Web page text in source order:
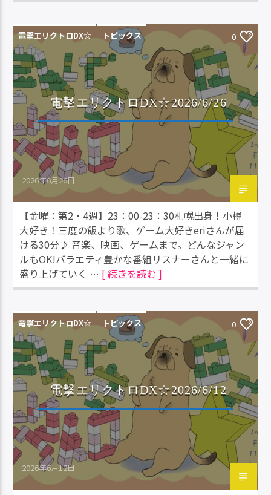
電撃エリクトロDX☆ トピックス 0
電撃エリクトロDX☆2026/6/26
2026年6月26日
【金曜：第2・4週】23：00-23：30札幌出身！小樽
大好き！三度の飯より歌、ゲーム大好きeriさんが届
ける30分♪ 音楽、映画、ゲームまで。どんなジャン
ルもOK!バラエティ豊かな番組リスナーさんと一緒に
盛り上げていく … [ 続きを読む ]
電撃エリクトロDX☆ トピックス 0
電撃エリクトロDX☆2026/6/12
2026年6月12日